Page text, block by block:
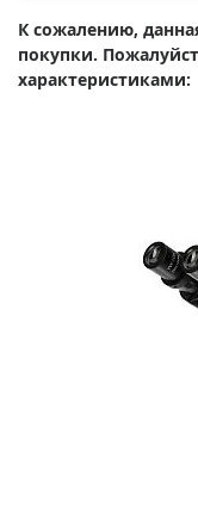
К сожалению,
покупки.
характеристиками: